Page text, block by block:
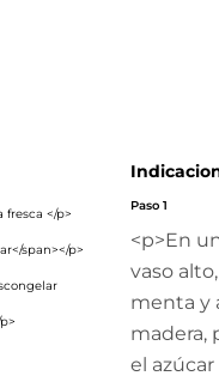
</p>
span></p>
Paso 1
<p>En
vaso
menta y
madera,
el